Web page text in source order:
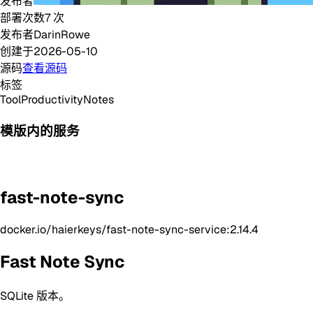
部署次数7 次
发布者DarinRowe
创建于2026-05-10
源码查看源码
标签
ToolProductivityNotes
模版内的服务
fast-note-sync
docker.io/haierkeys/fast-note-sync-service:2.14.4
Fast Note Sync
SQLite 版本。